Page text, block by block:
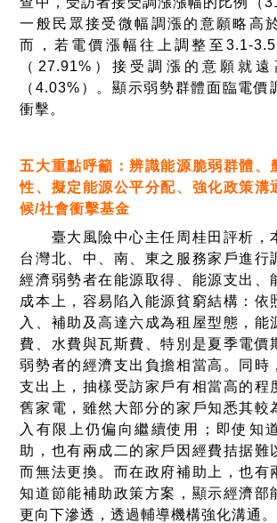
一般民眾接受微幅調漲的意願略高
而，若電價漲幅往上調整至 3.1-3.5
（ 27.91% ）接受調漲的意願就遠
（4.03% ）。顯示弱勢群體面臨電價
衝擊。
五大重點呼籲：辨識能源脆弱群體、
性、擬定能源公平分配、強化政策溝
候/社會衝擊基金
臺大風險中心主任周桂田評析，
台灣北、中、南、東之服務家戶進行
經濟弱勢者在能源取得、能源支出、
成本上，容易陷入能源貧窮結構：依
入、補助及高達六成為租屋型態，能
費、水費與瓦斯費、特別是夏季電價
弱勢者的經濟支出負擔相當高。同時
支出上，抽樣受訪家戶有相當高的程
舊家電，雖然大部分的家戶知悉其較
入有限上仍偏向繼續使用；即使知
助，也有兩成二的家戶因經費拮据難
而無法更換。而在政府補助上，也有
知道節能補助政策方案，顯示經濟部
更向下滲透，透過輔導機構強化溝通。